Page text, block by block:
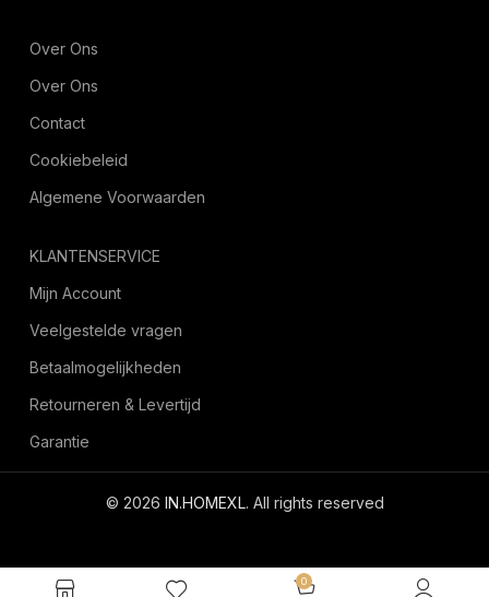
Over Ons
Over Ons
Contact
Cookiebeleid
Algemene Voorwaarden
KLANTENSERVICE
Mijn Account
Veelgestelde vragen
Betaalmogelijkheden
Retourneren & Levertijd
Garantie
© 2026 IN.HOMEXL. All rights reserved
0